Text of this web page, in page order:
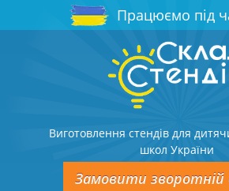
Працюємо під
Виготовлення стендів для
школ України
Замовити зворотній